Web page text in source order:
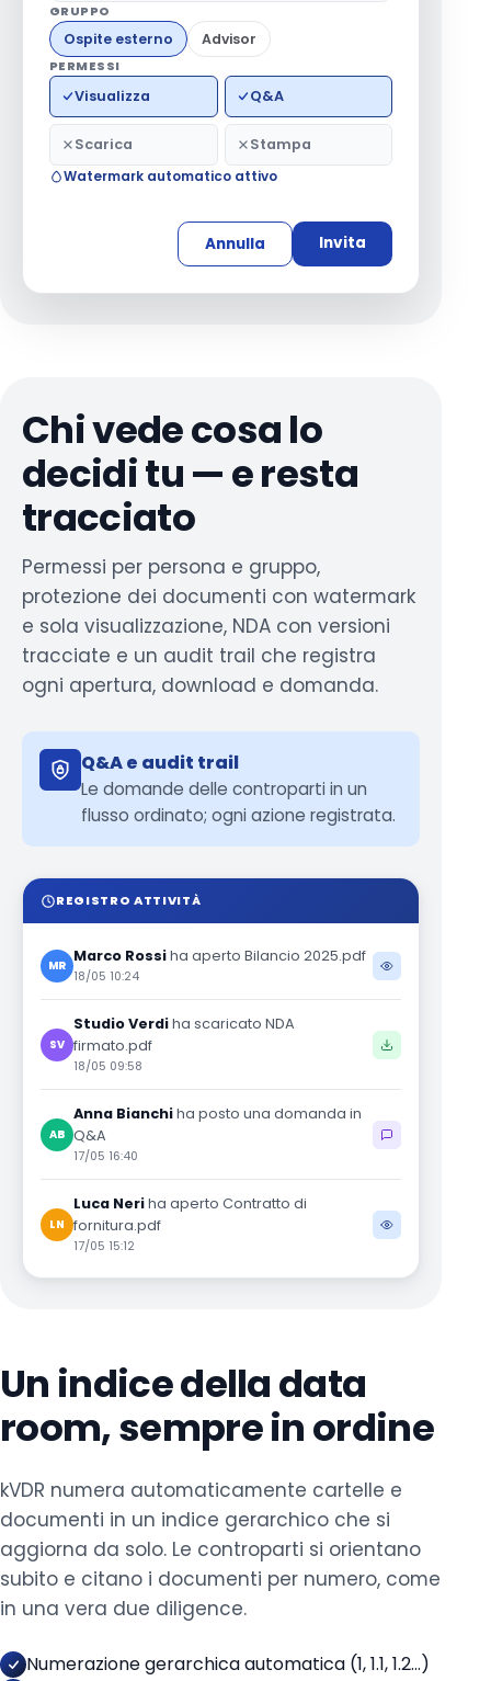
GRUPPO
Ospite esterno Advisor
PERMESSI
Visualizza Q&A
Scarica
Stampa
Watermark automatico attivo
Annulla Invita
Chi vede cosa lo
decidi tu — e resta
tracciato
Permessi per persona e gruppo,
protezione dei documenti con watermark
e sola visualizzazione, NDA con versioni
tracciate e un audit trail che registra
ogni apertura, download e domanda.
REGISTRO ATTIVITÀ
MR
Marco Rossiha aperto Bilancio 2025.pdf
18/05 10:24
SV
Studio Verdiha scaricato NDA
firmato.pdf
18/05 09:58
AB
Anna Bianchiha posto una domanda in
Q&A
17/05 16:40
LN
Luca Neriha aperto Contratto di
fornitura.pdf
17/05 15:12
Q&A e audit trail
Le domande delle controparti in un
flusso ordinato; ogni azione registrata.
Un indice della data
room, sempre in ordine
kVDR numera automaticamente cartelle e
documenti in un indice gerarchico che si
aggiorna da solo. Le controparti si orientano
subito e citano i documenti per numero, come
in una vera due diligence.
Numerazione gerarchica automatica (1, 1.1, 1.2…)